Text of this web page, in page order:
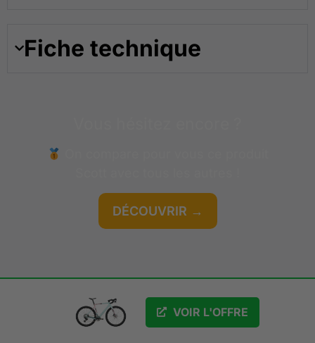
Fiche technique
DÉCOUVRIR →
GRATUIT VOIR L'OFFRE